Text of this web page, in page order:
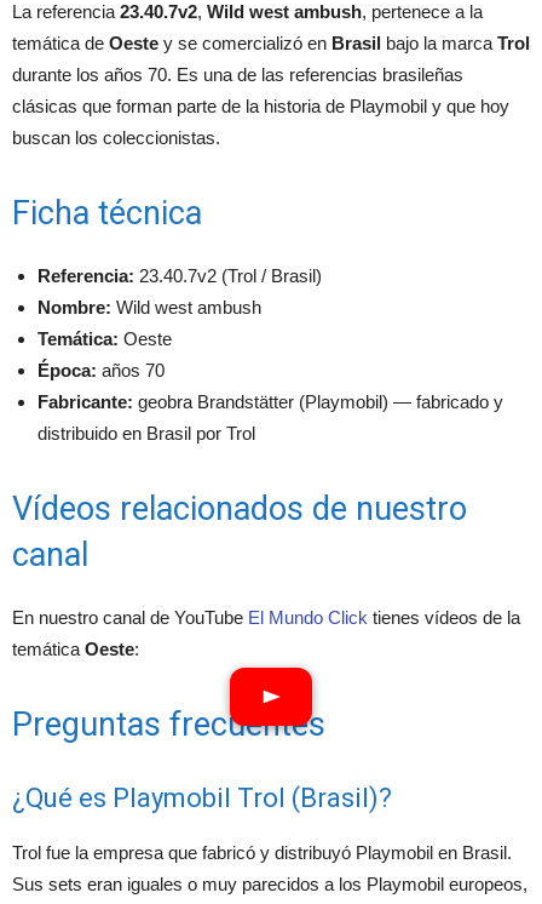
La referencia 23.40.7v2, Wild west ambush, pertenece a la
temática de Oeste y se comercializó en Brasil bajo la marca Trol
durante los años 70. Es una de las referencias brasileñas
clásicas que forman parte de la historia de Playmobil y que hoy
buscan los coleccionistas.
Ficha técnica
Referencia: 23.40.7v2 (Trol / Brasil)
Nombre: Wild west ambush
Temática: Oeste
Época: años 70
Fabricante: geobra Brandstätter (Playmobil) — fabricado y
distribuido en Brasil por Trol
Vídeos relacionados de nuestro
canal
En nuestro canal de YouTube El Mundo Click tienes vídeos de la
temática Oeste:
Preguntas frecuentes
¿Qué es Playmobil Trol (Brasil)?
Trol fue la empresa que fabricó y distribuyó Playmobil en Brasil.
Sus sets eran iguales o muy parecidos a los Playmobil europeos,